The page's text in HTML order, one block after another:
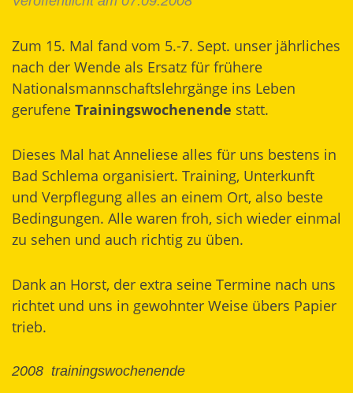
Zum 15. Mal fand vom 5.-7. Sept. unser jährliches
nach der Wende als Ersatz für frühere
Nationalsmannschaftslehrgänge ins Leben
gerufene Trainingswochenende statt.
Dieses Mal hat Anneliese alles für uns bestens in
Bad Schlema organisiert. Training, Unterkunft
und Verpflegung alles an einem Ort, also beste
Bedingungen. Alle waren froh, sich wieder einmal
zu sehen und auch richtig zu üben.
Dank an Horst, der extra seine Termine nach uns
richtet und uns in gewohnter Weise übers Papier
trieb.
2008 trainingswochenende